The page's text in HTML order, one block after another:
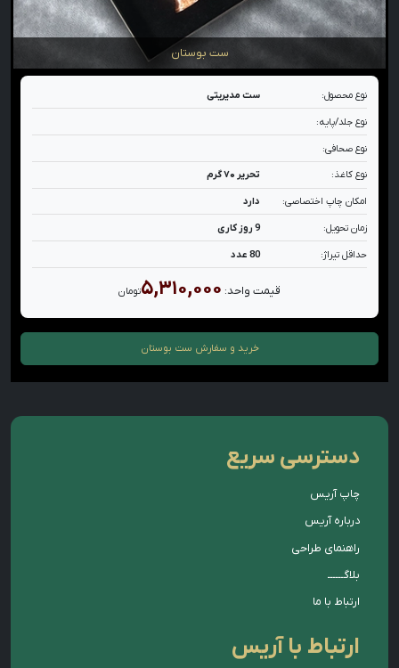
ست بوستان
نوع محصول: ست مدیریتی
نوع جلد/پایه:
نوع صحافی:
نوع کاغذ: تحریر ۷۰ گرم
امکان چاپ اختصاصی: دارد
زمان تحویل: 9 روز کاری
حداقل تیراژ: 80 عدد
قیمت واحد: ۵,۳۱۰,۰۰۰تومان
خرید و سفارش ست بوستان
دسترسی سریع
چاپ آریس
درباره آریس
راهنمای طراحی
بلاگــــــ
ارتباط با ما
ارتباط با آریس